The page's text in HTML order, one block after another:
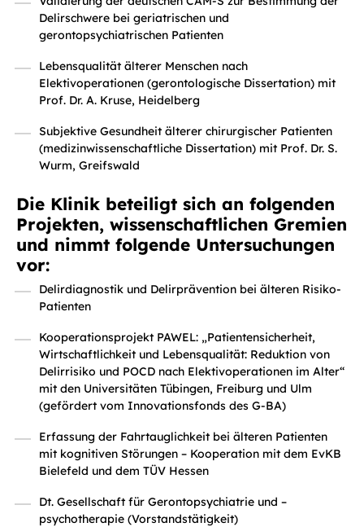
Delirschwere bei geriatrischen und
gerontopsychiatrischen Patienten
Lebensqualität älterer Menschen nach
Elektivoperationen (gerontologische Dissertation) mit
Prof. Dr. A. Kruse, Heidelberg
Subjektive Gesundheit älterer chirurgischer Patienten
(medizinwissenschaftliche Dissertation) mit Prof. Dr. S.
Wurm, Greifswald
Die Klinik beteiligt sich an folgenden
Projekten, wissenschaftlichen Gremien
und nimmt folgende Untersuchungen
vor:
Delirdiagnostik und Delirprävention bei älteren Risiko-
Patienten
Kooperationsprojekt PAWEL: „Patientensicherheit,
Wirtschaftlichkeit und Lebensqualität: Reduktion von
Delirrisiko und POCD nach Elektivoperationen im Alter“
mit den Universitäten Tübingen, Freiburg und Ulm
(gefördert vom Innovationsfonds des G-BA)
Erfassung der Fahrtauglichkeit bei älteren Patienten
mit kognitiven Störungen – Kooperation mit dem EvKB
Bielefeld und dem TÜV Hessen
Dt. Gesellschaft für Gerontopsychiatrie und –
psychotherapie (Vorstandstätigkeit)